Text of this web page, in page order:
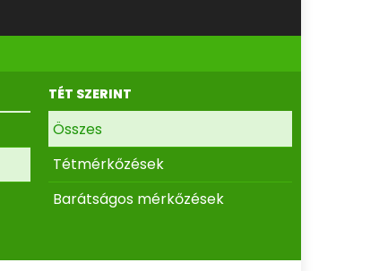
TÉT SZERINT
Összes
Tétmérkőzések
Barátságos mérkőzések